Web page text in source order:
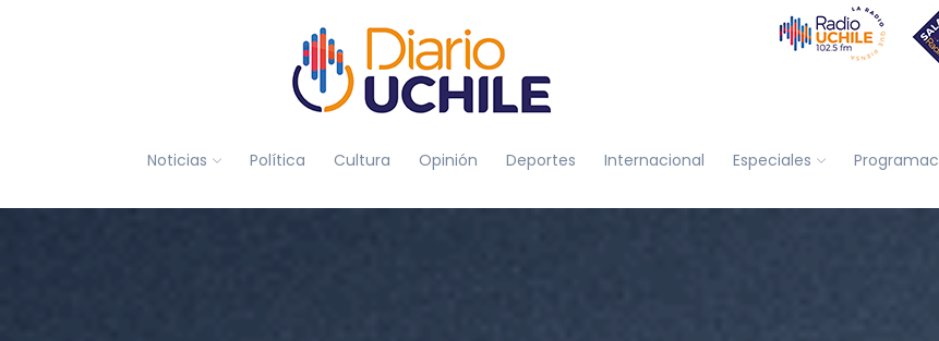
Noticias Política Cultura Opinión Deportes Internacional Especiales